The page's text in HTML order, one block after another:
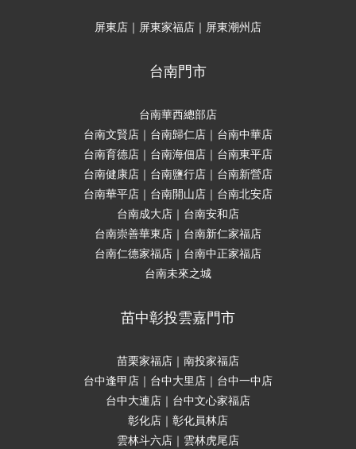
屏東店｜屏東家福店｜屏東潮州店
台南門市
台南華西總部店
台南文賢店｜台南歸仁店｜台南中華店
台南育德店｜台南海佃店｜台南東平店
台南健康店｜台南鹽行店｜台南新營店
台南華平店｜台南開山店｜台南北安店
台南成大店｜台南安和店
台南崇善華東店｜台南新仁家福店
台南仁德家福店｜台南中正家福店
台南未來之城
苗中彰投雲嘉門市
苗栗家福店｜南投家福店
台中逢甲店｜台中大里店｜台中一中店
台中大連店｜台中文心家福店
彰化店｜彰化員林店
雲林斗六店｜雲林虎尾店